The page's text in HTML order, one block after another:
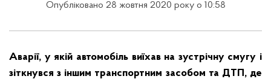
Опубліковано 28 жовтня 2020 року о 10:58
Аварії, у якій автомобіль виїхав на зустрічну смугу і
зіткнувся з іншим транспортним засобом та ДТП, де